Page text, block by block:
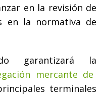
en la revisión de
en la normativa de
garantizará la
mercante de
terminales